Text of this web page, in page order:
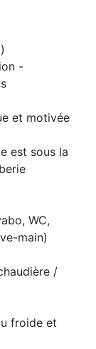
-
et motivée
est sous la
WC,
main)
/
froide et